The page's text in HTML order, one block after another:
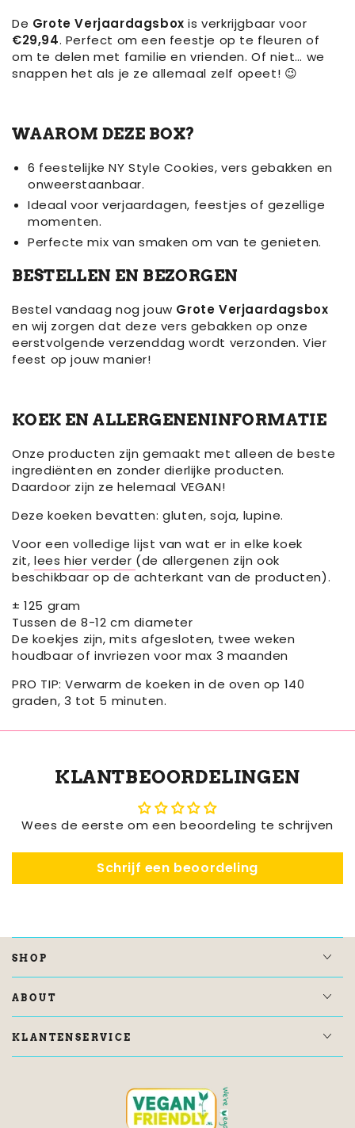
De Grote Verjaardagsbox is verkrijgbaar voor
€29,94. Perfect om een feestje op te fleuren of
om te delen met familie en vrienden. Of niet… we
snappen het als je ze allemaal zelf opeet! 😉
WAAROM DEZE BOX?
6 feestelijke NY Style Cookies, vers gebakken en
onweerstaanbaar.
Ideaal voor verjaardagen, feestjes of gezellige
momenten.
Perfecte mix van smaken om van te genieten.
BESTELLEN EN BEZORGEN
Bestel vandaag nog jouw Grote Verjaardagsbox
en wij zorgen dat deze vers gebakken op onze
eerstvolgende verzenddag wordt verzonden. Vier
feest op jouw manier!
KOEK EN ALLERGENENINFORMATIE
Onze producten zijn gemaakt met alleen de beste
ingrediënten en zonder dierlijke producten.
Daardoor zijn ze helemaal VEGAN!
Deze koeken bevatten: gluten, soja, lupine.
Voor een volledige lijst van wat er in elke koek
zit,lees hier verder (de allergenen zijn ook
beschikbaar op de achterkant van de producten).
± 125 gram
Tussen de 8-12 cm diameter
De koekjes zijn, mits afgesloten, twee weken
houdbaar of invriezen voor max 3 maanden
PRO TIP: Verwarm de koeken in de oven op 140
graden, 3 tot 5 minuten.
KLANTBEOORDELINGEN
Wees de eerste om een beoordeling te schrijven
Schrijf een beoordeling
SHOP
ABOUT
KLANTENSERVICE